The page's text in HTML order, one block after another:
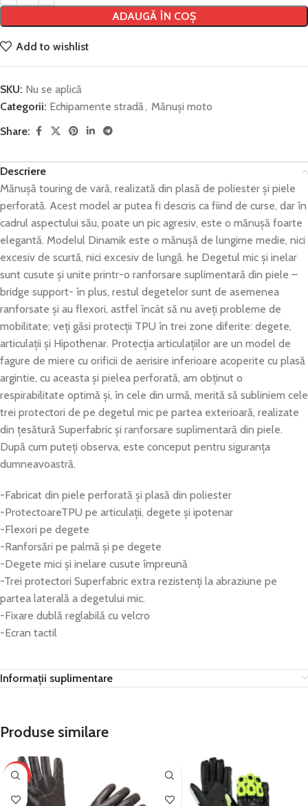
ADAUGĂ ÎN COȘ
Add to wishlist
SKU: Nu se aplică
Categorii: Echipamente stradă, Mănuși moto
Share:
Descriere
Mănușă touring de vară, realizată din plasă de poliester și piele
perforată. Acest model ar putea fi descris ca fiind de curse, dar în
cadrul aspectului său, poate un pic agresiv, este o mănușă foarte
elegantă. Modelul Dinamik este o mănușă de lungime medie, nici
excesiv de scurtă, nici excesiv de lungă. he Degetul mic și inelar
sunt cusute și unite printr-o ranforsare suplimentară din piele –
bridge support- în plus, restul degetelor sunt de asemenea
ranforsate și au flexori, astfel încât să nu aveți probleme de
mobilitate; veți găsi protecții TPU în trei zone diferite: degete,
articulații și Hipothenar. Protecția articulațiilor are un model de
fagure de miere cu orificii de aerisire inferioare acoperite cu plasă
argintie, cu aceasta și pielea perforată, am obținut o
respirabilitate optimă și, în cele din urmă, merită să subliniem cele
trei protectori de pe degetul mic pe partea exterioară, realizate
din țesătură Superfabric și ranforsare suplimentară din piele.
După cum puteți observa, este conceput pentru siguranța
dumneavoastră.
-Fabricat din piele perforată și plasă din poliester
-ProtectoareTPU pe articulații, degete și ipotenar
-Flexori pe degete
-Ranforsări pe palmă și pe degete
-Degete mici și inelare cusute împreună
-Trei protectori Superfabric extra rezistenți la abraziune pe
partea laterală a degetului mic.
-Fixare dublă reglabilă cu velcro
-Ecran tactil
Informații suplimentare
Produse similare
-34%